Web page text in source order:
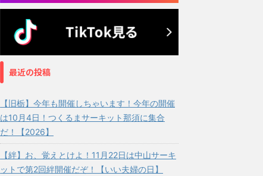
最近の投稿
【旧栃】今年も開催しちゃいます！今年の開催
は10月4日！つくるまサーキット那須に集合
だ！【2026】
【絆】お、覚えとけよ！11月22日は中山サーキ
ットで第2回絆開催だぞ！【いい夫婦の日】